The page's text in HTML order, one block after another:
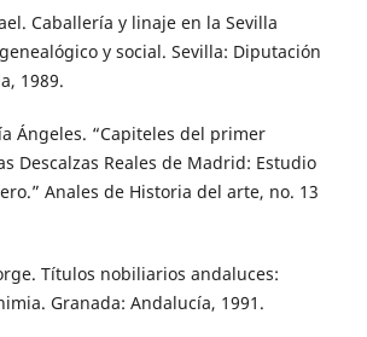
Caballería y linaje en la Sevilla
y social. Sevilla: Diputación
1989.
Ángeles. “Capiteles del primer
Descalzas Reales de Madrid: Estudio
Anales de Historia del arte, no. 13
Títulos nobiliarios andaluces:
Granada: Andalucía, 1991.